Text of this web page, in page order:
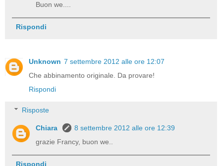
Buon we....
Rispondi
Unknown 7 settembre 2012 alle ore 12:07
Che abbinamento originale. Da provare!
Rispondi
Risposte
Chiara
8 settembre 2012 alle ore 12:39
grazie Francy, buon we..
Rispondi